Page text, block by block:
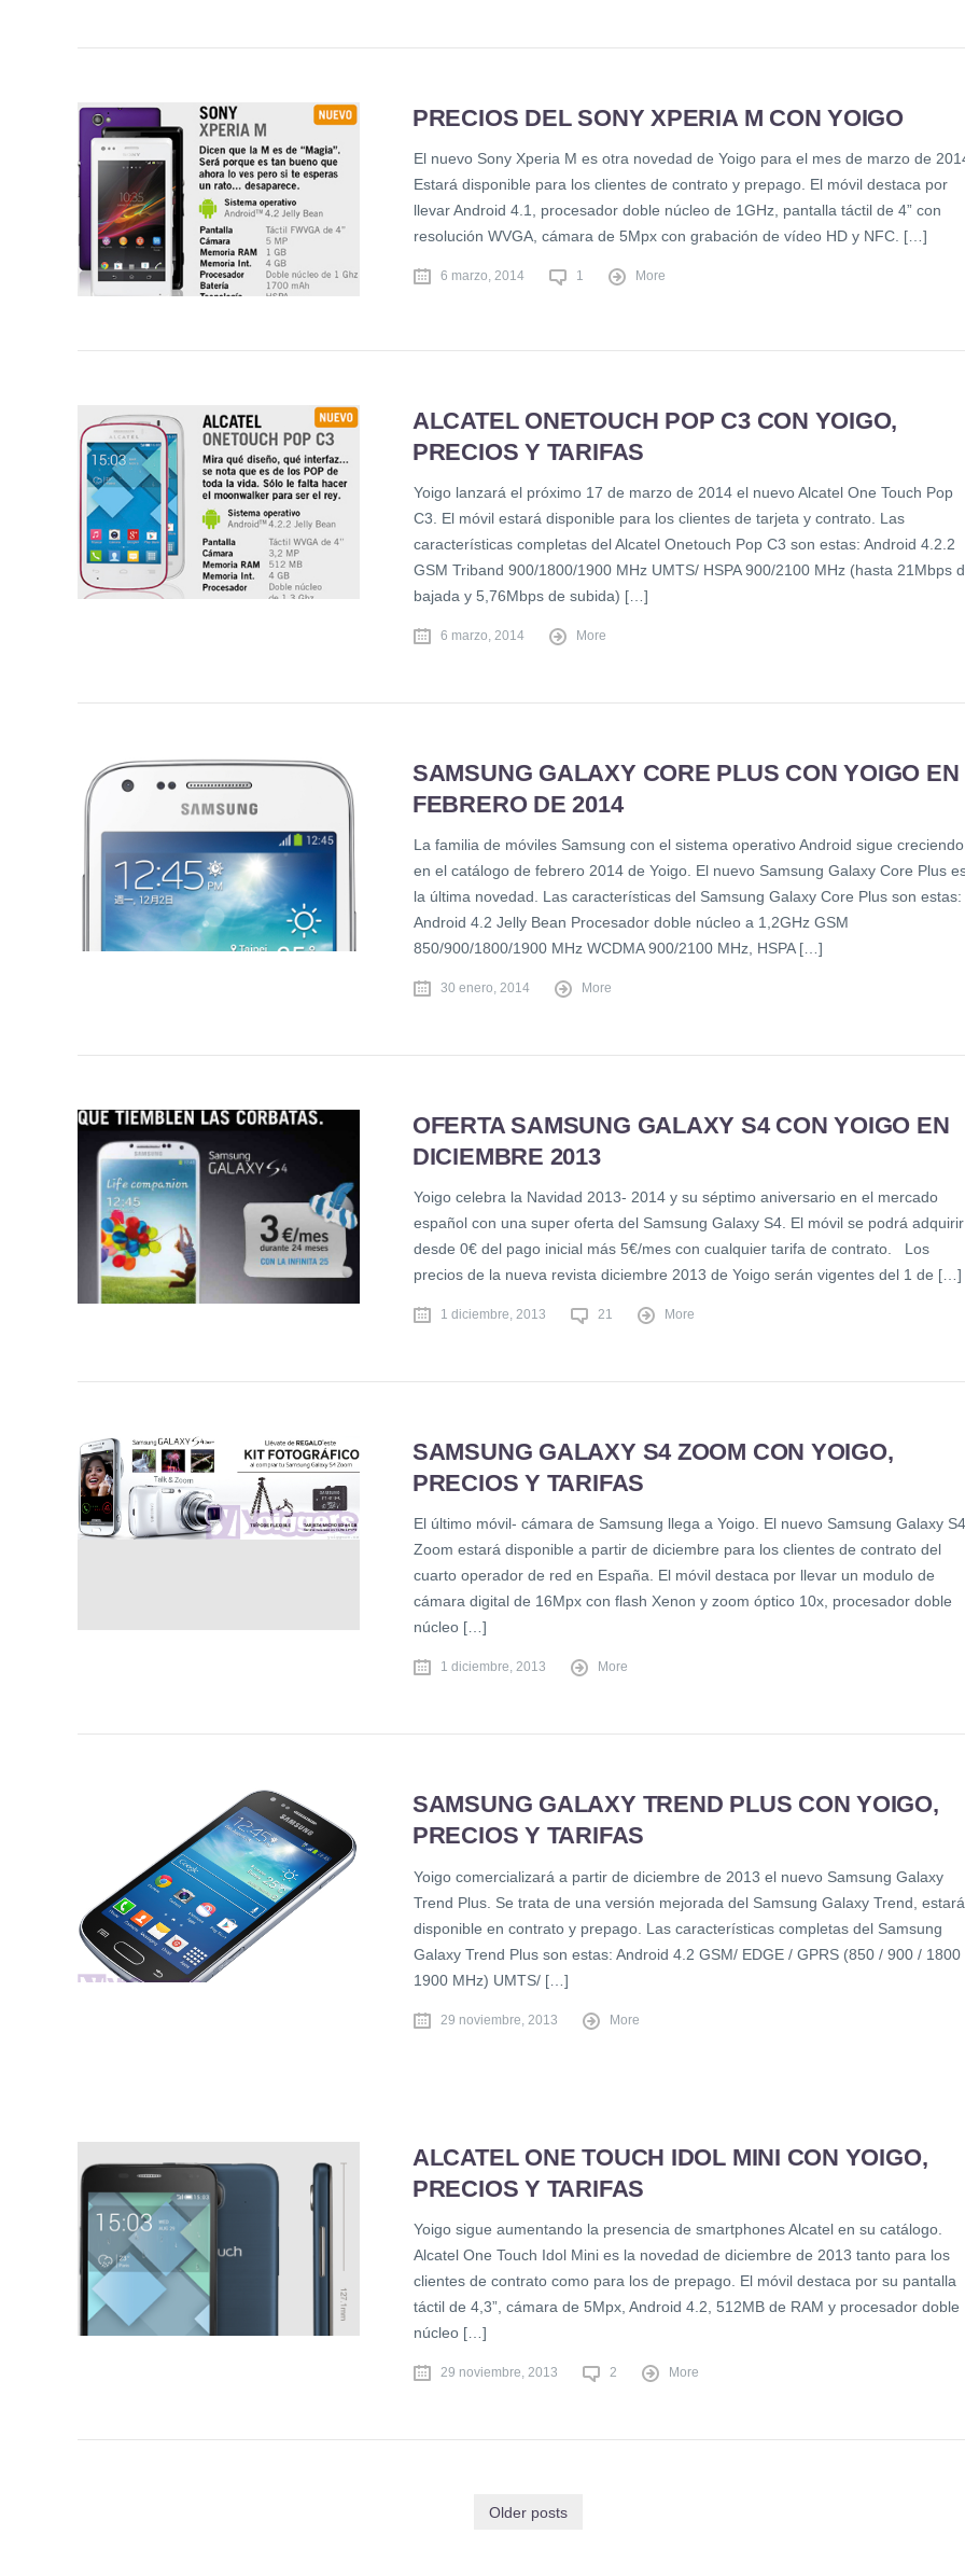
PRECIOS DEL SONY XPERIA M CON YOIGO
El nuevo Sony Xperia M es otra novedad de Yoigo para el mes de marzo de
Estará disponible para los clientes de contrato y prepago. El móvil destaca por
llevar Android 4.1, procesador doble núcleo de 1GHz, pantalla táctil de 4” con
resolución WVGA, cámara de 5Mpx con grabación de vídeo HD y NFC. […]
6 marzo, 2014 1 More
ALCATEL ONETOUCH POP C3 CON YOIGO,
PRECIOS Y TARIFAS
Yoigo lanzará el próximo 17 de marzo de 2014 el nuevo Alcatel One Touch Pop
C3. El móvil estará disponible para los clientes de tarjeta y contrato. Las
características completas del Alcatel Onetouch Pop C3 son estas: Android 4.2.2
GSM Triband 900/1800/1900 MHz UMTS/ HSPA 900/2100 MHz (hasta 21Mbps
bajada y 5,76Mbps de subida) […]
6 marzo, 2014 More
SAMSUNG GALAXY CORE PLUS CON YOIGO EN
FEBRERO DE 2014
La familia de móviles Samsung con el sistema operativo Android sigue creciendo
en el catálogo de febrero 2014 de Yoigo. El nuevo Samsung Galaxy Core Plus
la última novedad. Las características del Samsung Galaxy Core Plus son estas:
Android 4.2 Jelly Bean Procesador doble núcleo a 1,2GHz GSM
850/900/1800/1900 MHz WCDMA 900/2100 MHz, HSPA […]
30 enero, 2014 More
OFERTA SAMSUNG GALAXY S4 CON YOIGO EN
DICIEMBRE 2013
Yoigo celebra la Navidad 2013- 2014 y su séptimo aniversario en el mercado
español con una super oferta del Samsung Galaxy S4. El móvil se podrá adquirir
desde 0€ del pago inicial más 5€/mes con cualquier tarifa de contrato. Los
precios de la nueva revista diciembre 2013 de Yoigo serán vigentes del 1 de […]
1 diciembre, 2013 21 More
SAMSUNG GALAXY S4 ZOOM CON YOIGO,
PRECIOS Y TARIFAS
El último móvil- cámara de Samsung llega a Yoigo. El nuevo Samsung Galaxy S4
Zoom estará disponible a partir de diciembre para los clientes de contrato del
cuarto operador de red en España. El móvil destaca por llevar un modulo de
cámara digital de 16Mpx con flash Xenon y zoom óptico 10x, procesador doble
núcleo […]
1 diciembre, 2013 More
SAMSUNG GALAXY TREND PLUS CON YOIGO,
PRECIOS Y TARIFAS
Yoigo comercializará a partir de diciembre de 2013 el nuevo Samsung Galaxy
Trend Plus. Se trata de una versión mejorada del Samsung Galaxy Trend, estará
disponible en contrato y prepago. Las características completas del Samsung
Galaxy Trend Plus son estas: Android 4.2 GSM/ EDGE / GPRS (850 / 900 / 1800
1900 MHz) UMTS/ […]
29 noviembre, 2013 More
ALCATEL ONE TOUCH IDOL MINI CON YOIGO,
PRECIOS Y TARIFAS
Yoigo sigue aumentando la presencia de smartphones Alcatel en su catálogo.
Alcatel One Touch Idol Mini es la novedad de diciembre de 2013 tanto para los
clientes de contrato como para los de prepago. El móvil destaca por su pantalla
táctil de 4,3”, cámara de 5Mpx, Android 4.2, 512MB de RAM y procesador doble
núcleo […]
29 noviembre, 2013 2 More
Older posts